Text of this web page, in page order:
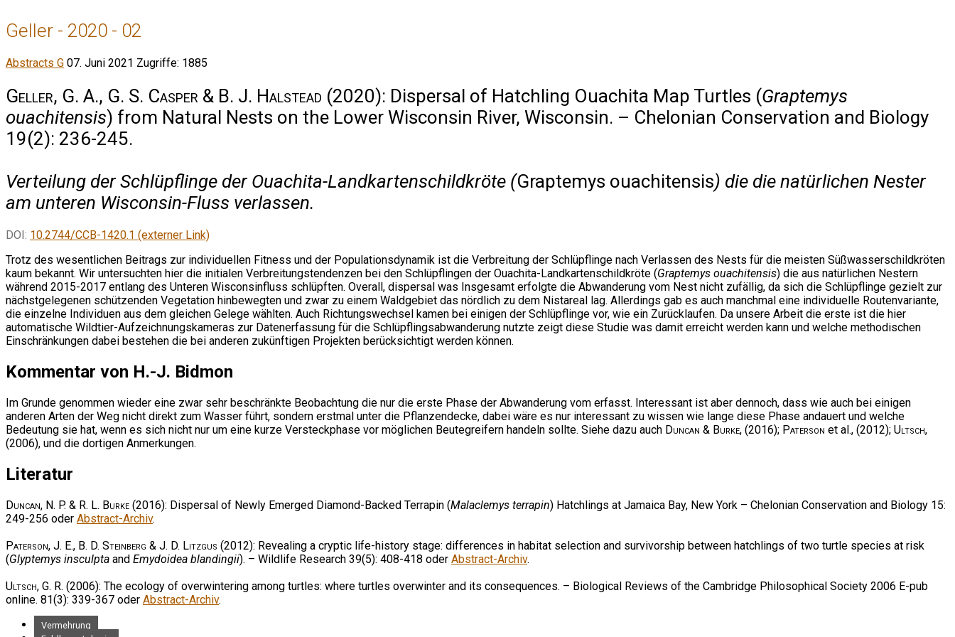
Geller - 2020 - 02
Abstracts G 07. Juni 2021 Zugriffe: 1885
Geller, G. A., G. S. Casper & B. J. Halstead (2020): Dispersal of Hatchling Ouachita Map Turtles (Graptemys
ouachitensis) from Natural Nests on the Lower Wisconsin River, Wisconsin. – Chelonian Conservation and Biology
19(2): 236-245.
Verteilung der Schlüpflinge der Ouachita-Landkartenschildkröte (Graptemys ouachitensis) die die natürlichen Nester
am unteren Wisconsin-Fluss verlassen.
DOI: 10.2744/CCB-1420.1 (externer Link)
Trotz des wesentlichen Beitrags zur individuellen Fitness und der Populationsdynamik ist die Verbreitung der Schlüpflinge nach Verlassen des Nests für die meisten Süßwasserschildkröten
kaum bekannt. Wir untersuchten hier die initialen Verbreitungstendenzen bei den Schlüpflingen der Ouachita-Landkartenschildkröte (Graptemys ouachitensis) die aus natürlichen Nestern
während 2015-2017 entlang des Unteren Wisconsinfluss schlüpften. Overall, dispersal was Insgesamt erfolgte die Abwanderung vom Nest nicht zufällig, da sich die Schlüpflinge gezielt zur
nächstgelegenen schützenden Vegetation hinbewegten und zwar zu einem Waldgebiet das nördlich zu dem Nistareal lag. Allerdings gab es auch manchmal eine individuelle Routenvariante,
die einzelne Individuen aus dem gleichen Gelege wählten. Auch Richtungswechsel kamen bei einigen der Schlüpflinge vor, wie ein Zurücklaufen. Da unsere Arbeit die erste ist die hier
automatische Wildtier-Aufzeichnungskameras zur Datenerfassung für die Schlüpflingsabwanderung nutzte zeigt diese Studie was damit erreicht werden kann und welche methodischen
Einschränkungen dabei bestehen die bei anderen zukünftigen Projekten berücksichtigt werden können.
Kommentar von H.-J. Bidmon
Im Grunde genommen wieder eine zwar sehr beschränkte Beobachtung die nur die erste Phase der Abwanderung vom erfasst. Interessant ist aber dennoch, dass wie auch bei einigen
anderen Arten der Weg nicht direkt zum Wasser führt, sondern erstmal unter die Pflanzendecke, dabei wäre es nur interessant zu wissen wie lange diese Phase andauert und welche
Bedeutung sie hat, wenn es sich nicht nur um eine kurze Versteckphase vor möglichen Beutegreifern handeln sollte. Siehe dazu auch Duncan & Burke, (2016); Paterson et al., (2012); Ultsch,
(2006), und die dortigen Anmerkungen.
Literatur
Duncan, N. P. & R. L. Burke (2016): Dispersal of Newly Emerged Diamond-Backed Terrapin (Malaclemys terrapin) Hatchlings at Jamaica Bay, New York – Chelonian Conservation and Biology 15:
249-256 oder Abstract-Archiv.
Paterson, J. E., B. D. Steinberg & J. D. Litzgus (2012): Revealing a cryptic life-history stage: differences in habitat selection and survivorship between hatchlings of two turtle species at risk
(Glyptemys insculpta and Emydoidea blandingii). – Wildlife Research 39(5): 408-418 oder Abstract-Archiv.
Ultsch, G. R. (2006): The ecology of overwintering among turtles: where turtles overwinter and its consequences. – Biological Reviews of the Cambridge Philosophical Society 2006 E-pub
online. 81(3): 339-367 oder Abstract-Archiv.
Vermehrung